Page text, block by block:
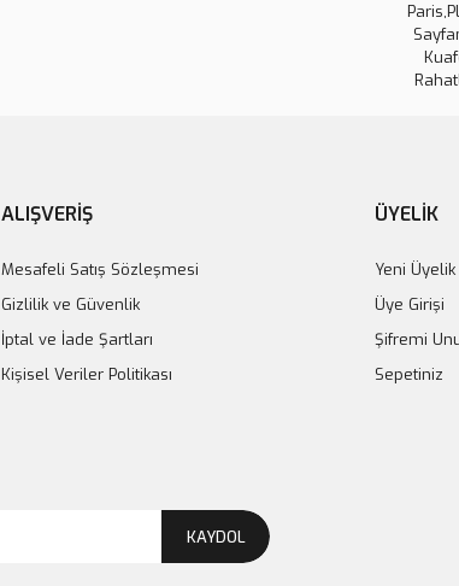
Bu
ALIŞVERİŞ
Mesafeli Satış Sözleşmesi
Gizlilik ve Güvenlik
İptal ve İade Şartları
Kişisel Veriler Politikası
ÜYELİK
Yeni Üyelik
Üye Girişi
Şifremi
Sepetiniz
KAYDOL